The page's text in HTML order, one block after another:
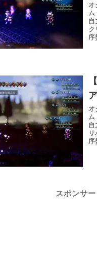
オ
ム
自
ク
序
オ
ム
自
序
スポンサ